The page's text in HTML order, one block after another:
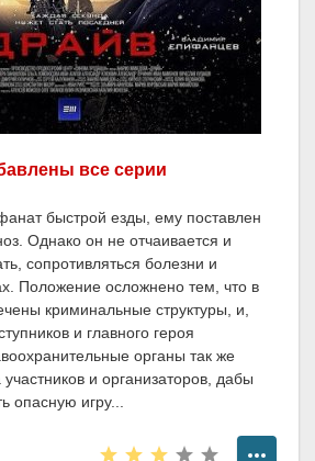
все серии
быстрой езды, ему поставлен
Однако он не отчаивается и
сопротивляться болезни и
Положение осложнено тем, что в
криминальные структуры, и,
и главного героя
органы так же
и организаторов, дабы
опасную игру...